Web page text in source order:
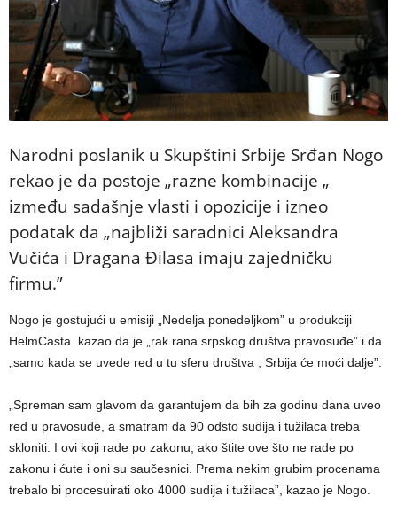
Narodni poslanik u Skupštini Srbije Srđan Nogo
rekao je da postoje „razne kombinacije „
između sadašnje vlasti i opozicije i izneo
podatak da „najbliži saradnici Aleksandra
Vučića i Dragana Đilasa imaju zajedničku
firmu.”
Nogo je gostujući u emisiji „Nedelja ponedeljkom” u produkciji
HelmCasta kazao da je „rak rana srpskog društva pravosuđe” i da
„samo kada se uvede red u tu sferu društva , Srbija će moći dalje”.
„Spreman sam glavom da garantujem da bih za godinu dana uveo
red u pravosuđe, a smatram da 90 odsto sudija i tužilaca treba
skloniti. I ovi koji rade po zakonu, ako štite ove što ne rade po
zakonu i ćute i oni su saučesnici. Prema nekim grubim procenama
trebalo bi procesuirati oko 4000 sudija i tužilaca”, kazao je Nogo.